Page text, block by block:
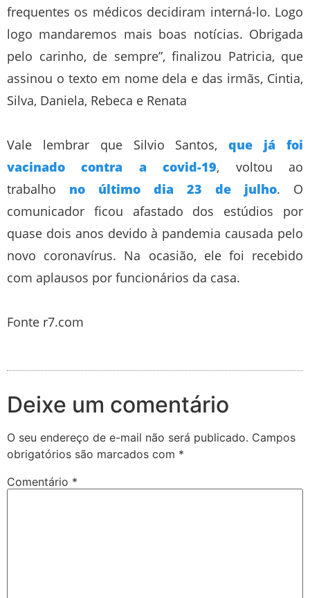
frequentes os médicos decidiram interná-lo. Logo
logo mandaremos mais boas notícias. Obrigada
pelo carinho, de sempre”, finalizou Patricia, que
assinou o texto em nome dela e das irmãs, Cintia,
Silva, Daniela, Rebeca e Renata
Vale lembrar que Silvio Santos,que já foi
vacinado contra a covid-19, voltou ao
trabalho no último dia 23 de julho. O
comunicador ficou afastado dos estúdios por
quase dois anos devido à pandemia causada pelo
novo coronavírus. Na ocasião, ele foi recebido
com aplausos por funcionários da casa.
Fonte r7.com
Deixe um comentário
O seu endereço de e-mail não será publicado. Campos
obrigatórios são marcados com *
Comentário *